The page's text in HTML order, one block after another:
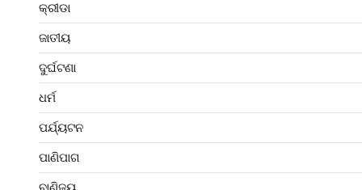
କ୍ରୀଡା
ଜାତୀୟ
ଦୁର୍ଘଟଣା
ଧର୍ମ
ପର୍ଯ୍ୟଟନ
ପାଣିପାଗ